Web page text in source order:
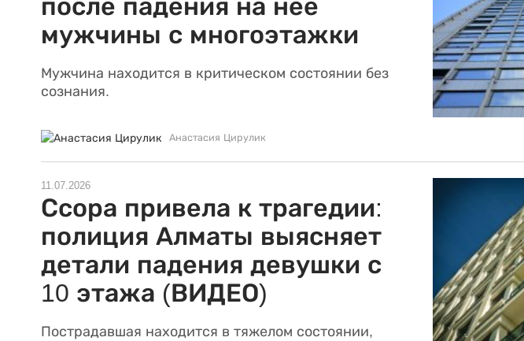
после падения на нее
мужчины с многоэтажки
Мужчина находится в критическом состоянии без
сознания.
Анастасия Цирулик
11.07.2026
Ссора привела к трагедии:
полиция Алматы выясняет
детали падения девушки с
10 этажа (ВИДЕО)
Пострадавшая находится в тяжелом состоянии,